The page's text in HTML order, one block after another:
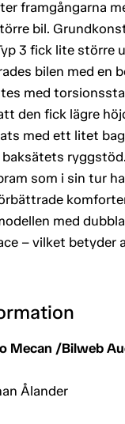
framgångarna
bil.
3 fick lite större
bilen med
med
den fick lägre
med ett litet
som i sin tur
med
– vilket
Mecan /Bilweb
Ålander